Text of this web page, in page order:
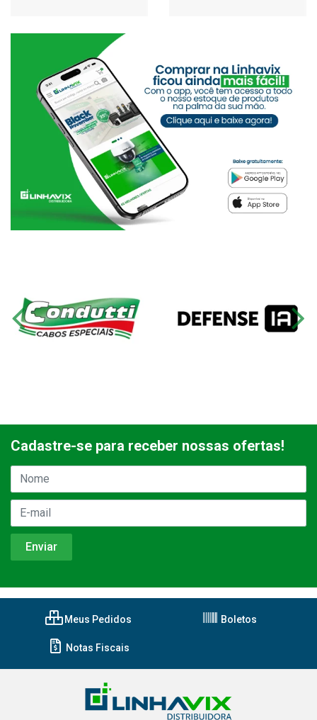
Cadastre-se para receber nossas ofertas!
Meus Pedidos Boletos
Notas Fiscais